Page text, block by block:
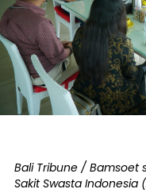
Bali Tribune / Bamsoet
Sakit Swasta Indonesia